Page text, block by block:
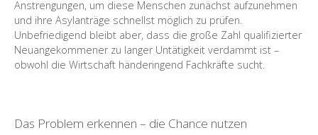
Anstrengungen, um diese Menschen zunächst aufzunehmen
und ihre Asylanträge schnellst möglich zu prüfen.
Unbefriedigend bleibt aber, dass die große Zahl qualifizierter
Neuangekommener zu langer Untätigkeit verdammt ist –
obwohl die Wirtschaft händeringend Fachkräfte sucht.
Das Problem erkennen – die Chance nutzen